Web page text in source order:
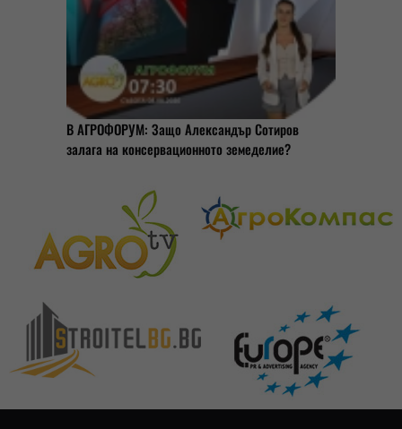
В АГРОФОРУМ: Защо Александър Сотиров
залага на консервационното земеделие?